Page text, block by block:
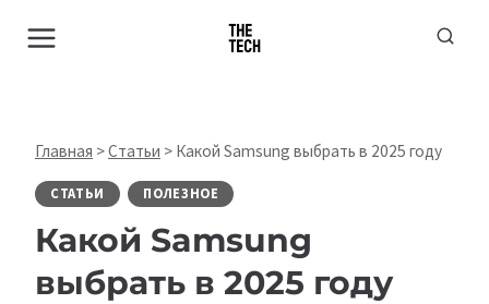
Главная >Статьи > Какой Samsung выбрать в 2025 году
СТАТЬИ ПОЛЕЗНОЕ
Какой Samsung
выбрать в 2025 году